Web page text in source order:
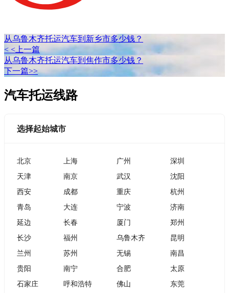
从乌鲁木齐托运汽车到新乡市多少钱？
< <上一篇
从乌鲁木齐托运汽车到焦作市多少钱？
下一篇>>
汽车托运线路
选择起始城市
北京 上海 广州
深圳
天津
南京 武汉
沈阳
西安
成都 重庆
杭州
青岛
大连 宁波
济南
延边
长春 厦门
郑州
长沙
福州 乌鲁木齐
昆明
兰州
苏州 无锡
南昌
贵阳
南宁 合肥
太原
石家庄
呼和浩特 佛山
东莞